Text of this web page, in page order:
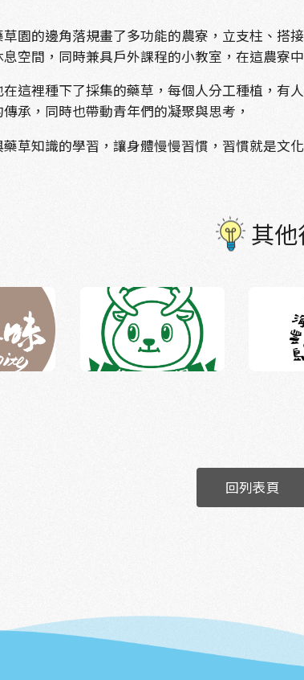
園的邊角落規畫了多功能的農寮，立支柱、搭
空間，同時兼具戶外課程的小教室，在這農寮
這裡種下了採集的藥草，每個人分工種植，有
承，同時也帶動青年們的凝聚與思考，
草知識的學習，讓身體慢慢習慣，習慣就是文化
其
回列表頁